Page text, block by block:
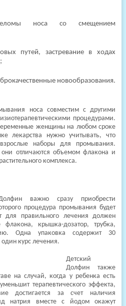
носа со смещением
путей, застревание в ходах
новообразования.
носа совместим с другими
процедурами.
женщины на любом сроке
лекарства нужно учитывать, что
наборы для промывания.
отличаются объемом флакона и
комплекса.
важно сразу приобрести
процедура промывания будет
для правильного лечения должен
крышка-дозатор, трубка,
Одна упаковка содержит 30
один курс лечения.
Детский
Долфин также
на случай, когда у ребенка есть
терапевтического эффекта,
достигается за счет наличия
натрия вместе с йодом окажут